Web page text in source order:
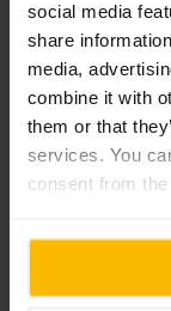
social media
share
media,
combine it with
them or that
services. You
consent from the
Cosa
Uno spazio
cardio. Troverai
indicazioni e clienti
lunghe chiacchiere.
Pianifica la
Prenota la